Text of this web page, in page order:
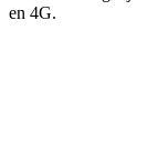
en 4G.